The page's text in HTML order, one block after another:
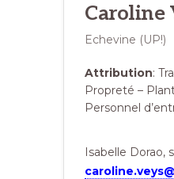
Caroline
Echevine (UP!)
Attribution:
Propreté –
Personnel
Isabelle Dorao,